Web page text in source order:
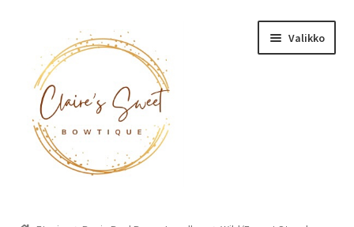
navigointiin
sisältöön
Valikko